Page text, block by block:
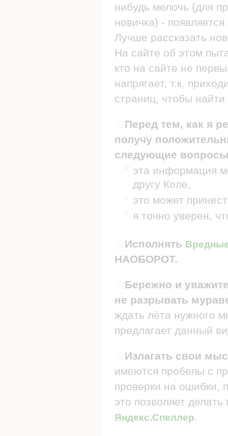
нибудь мелочь (для
новичка) -
Лучше рассказать
На сайте об этом
кто на сайте не
напрягает, т.к.
страниц, чтобы
Перед тем, как я
получу
следующие
эта информация
другу Коле,
это может
я точно уверен,
Исполнять
НАОБОРОТ.
Бережно и
не разрывать
ждать лёта нужного
предлагает данный
Излагать свои
имеются пробелы с
проверки на ошибки,
это позволяет
Яндекс.Спеллер.